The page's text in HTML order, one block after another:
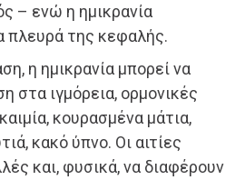
– ενώ η ημικρανία
πλευρά της κεφαλής.
η ημικρανία μπορεί να
στα ιγμόρεια, ορμονικές
κουρασμένα μάτια,
κακό ύπνο. Οι αιτίες
και, φυσικά, να διαφέρουν